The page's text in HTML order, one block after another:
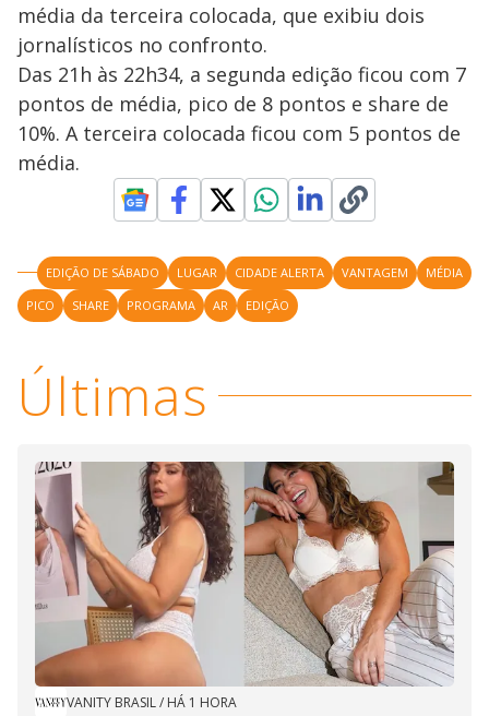
média da terceira colocada, que exibiu dois
jornalísticos no confronto.
Das 21h às 22h34, a segunda edição ficou com 7
pontos de média, pico de 8 pontos e share de
10%. A terceira colocada ficou com 5 pontos de
média.
EDIÇÃO DE SÁBADO LUGAR CIDADE ALERTA VANTAGEM
MÉDIA
PICO
SHARE PROGRAMA AR EDIÇÃO
Últimas
VANITY BRASIL/ HÁ 1 HORA